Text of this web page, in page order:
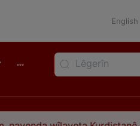
English